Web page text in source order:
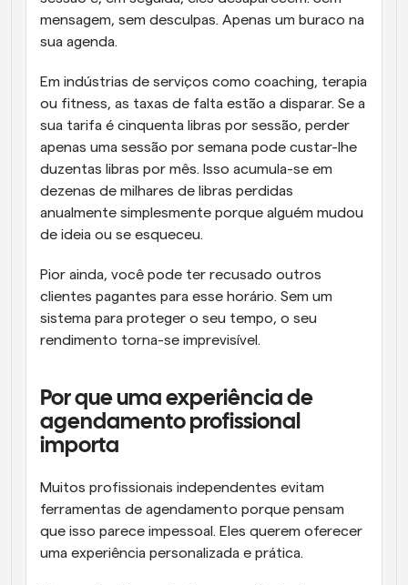
mensagem, sem desculpas. Apenas um buraco na
sua agenda.
Em indústrias de serviços como coaching, terapia
ou fitness, as taxas de falta estão a disparar. Se a
sua tarifa é cinquenta libras por sessão, perder
apenas uma sessão por semana pode custar-lhe
duzentas libras por mês. Isso acumula-se em
dezenas de milhares de libras perdidas
anualmente simplesmente porque alguém mudou
de ideia ou se esqueceu.
Pior ainda, você pode ter recusado outros
clientes pagantes para esse horário. Sem um
sistema para proteger o seu tempo, o seu
rendimento torna-se imprevisível.
Por que uma experiência de
agendamento profissional
importa
Muitos profissionais independentes evitam
ferramentas de agendamento porque pensam
que isso parece impessoal. Eles querem oferecer
uma experiência personalizada e prática.